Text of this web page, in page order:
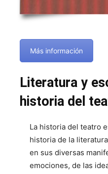
Más información
Literatura y
historia del
La historia del teatro
historia de la
en sus diversas
emociones, de las